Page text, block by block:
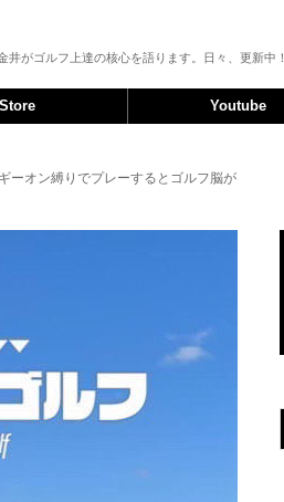
井がゴルフ上達の核心を語ります。日々、更新中！
Store Youtube
オン縛りでプレーするとゴルフ脳が